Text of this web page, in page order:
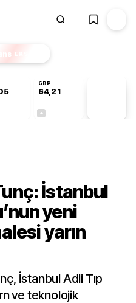
EKSTRA
GBP
64,21
İstanbul
yeni
yarın
İstanbul Adli Tıp
ve teknolojik